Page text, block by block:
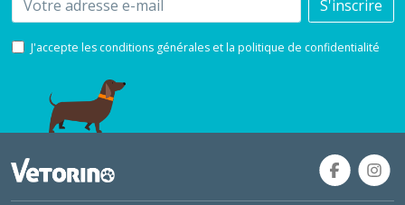
S'inscrire
J'accepte les conditions générales et la politique de confidentialité